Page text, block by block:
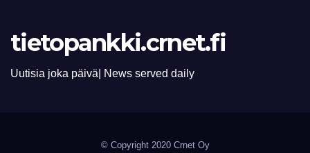
tietopankki.crnet.fi
Uutisia joka päivä| News served daily
© Copyright 2020 Crnet Oy